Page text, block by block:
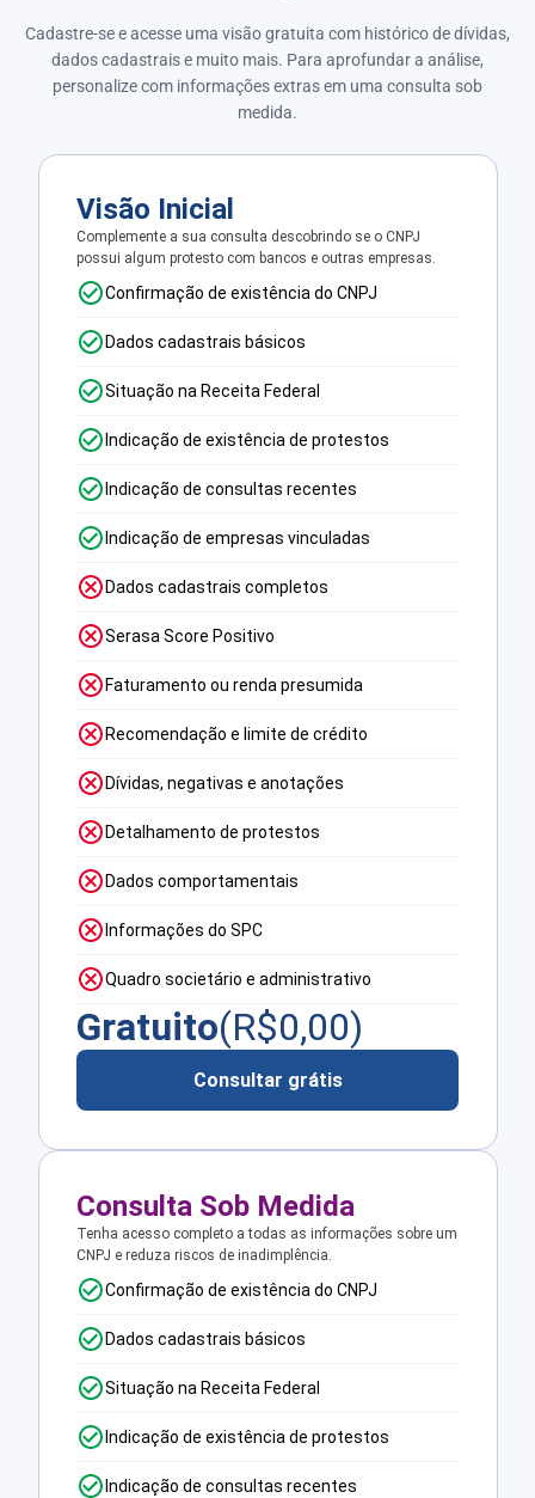
Cadastre-se e acesse uma visão gratuita com histórico de dívidas,
dados cadastrais e muito mais. Para aprofundar a análise,
personalize com informações extras em uma consulta sob
medida.
Visão Inicial
Complemente a sua consulta descobrindo se o CNPJ
possui algum protesto com bancos e outras empresas.
Confirmação de existência do CNPJ
Dados cadastrais básicos
Situação na Receita Federal
Indicação de existência de protestos
Indicação de consultas recentes
Indicação de empresas vinculadas
Dados cadastrais completos
Serasa Score Positivo
Faturamento ou renda presumida
Recomendação e limite de crédito
Dívidas, negativas e anotações
Detalhamento de protestos
Dados comportamentais
Informações do SPC
Quadro societário e administrativo
Gratuito(R$0,00)
Consultar grátis
Consulta Sob Medida
Tenha acesso completo a todas as informações sobre um
CNPJ e reduza riscos de inadimplência.
Confirmação de existência do CNPJ
Dados cadastrais básicos
Situação na Receita Federal
Indicação de existência de protestos
Indicação de consultas recentes